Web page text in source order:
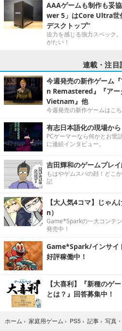
AAAゲームも制作も妥
wer 5」はCore Ultra世
デスクトップ”
迫力を感じる強力スペック
がたい！
連載・注目
今週発売の新作ゲーム
n Remastered』『ア
Vietnam』他
今週発売の新作ゲームはこち
有志日本語化の現場から
PCゲーマーなら何かとお世
に連続インタビュー。
吉田輝和のゲームプレ
もはやゲムスパの顔！どこ
記
【大人気4コマ】じゃ
n）
Game*Sparkの一大コンテ
発売中！
Game*Spark/インサイ
好評稼働中！
【大喜利】『新種のゲ
とは？』回答募集中！
ホーム › 家庭用ゲーム › PS5 › 記事 › 写真